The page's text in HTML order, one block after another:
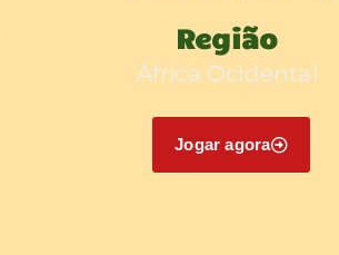
Região
África Ocidental
Jogar agora